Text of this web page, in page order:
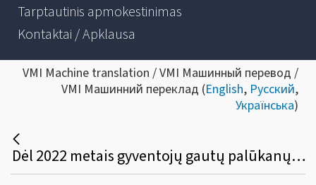
Tarptautinis apmokestinimas
Kontaktai / Apklausa
VMI Machine translation / VMI Машинный перевод /
VMI Машинний переклад (English, Русский,
Українська)
Dėl 2022 metais gyventojų gautų palūkanų apmokestinimo ir deklaravimo